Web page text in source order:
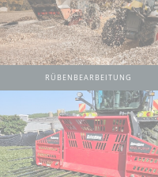
RÜBENBEARBEITUNG